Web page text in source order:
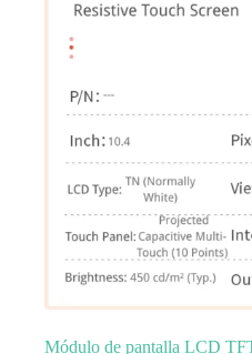
Módulo de pantalla LCD